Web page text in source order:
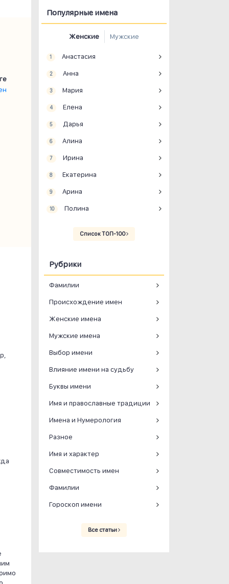
Популярные имена
Женские Мужские
1 Анастасия
2 Анна
3 Мария
4 Елена
5 Дарья
6 Алина
7 Ирина
8 Екатерина
9 Арина
10 Полина
Список ТОП-100
Рубрики
Фамилии
Происхождение имен
Женские имена
Мужские имена
Выбор имени
Влияние имени на судьбу
Буквы имени
Имя и православные традиции
Имена и Нумерология
Разное
Имя и характер
Совместимость имен
Фамилии
Гороскоп имени
Все статьи